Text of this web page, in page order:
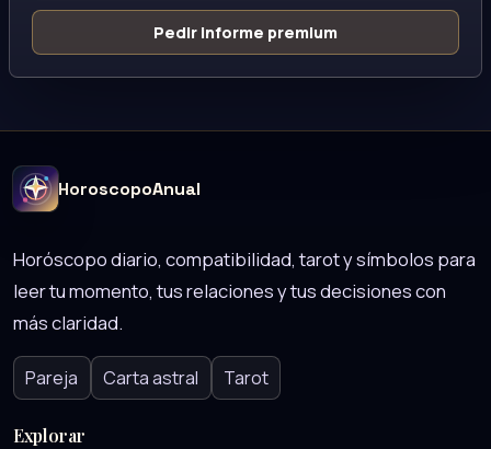
Pedir informe premium
HoroscopoAnual
Horóscopo diario, compatibilidad, tarot y símbolos para
leer tu momento, tus relaciones y tus decisiones con
más claridad.
Pareja Carta astral Tarot
Explorar